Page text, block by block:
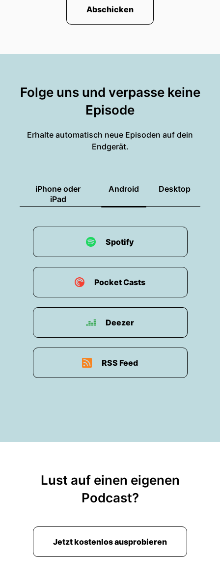
Abschicken
Folge uns und verpasse keine
Episode
Erhalte automatisch neue Episoden auf dein
Endgerät.
iPhone oder
iPad
Android Desktop
Spotify
Pocket Casts
Deezer
RSS Feed
Lust auf einen eigenen
Podcast?
Jetzt kostenlos ausprobieren